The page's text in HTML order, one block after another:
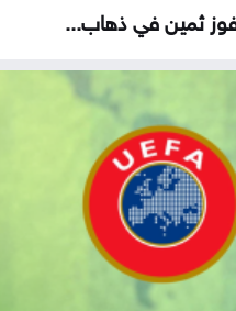
ثمين في ذهاب...